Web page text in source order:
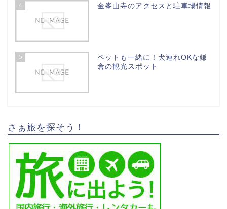
4 金峯山寺のアクセスと駐車場情報
5
ペットも一緒に！犬連れOKな鎌
倉の観光スポット
さぁ旅を探そう！